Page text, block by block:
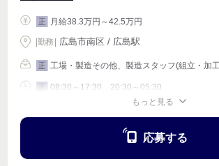
正 月給38.3万円～42.5万円
|勤務 広島市南区 / 広島駅
正 工場・製造その他、製造スタッフ(組立・加
正 08:30～17:30、20:30～05:30
もっと見る
応募する